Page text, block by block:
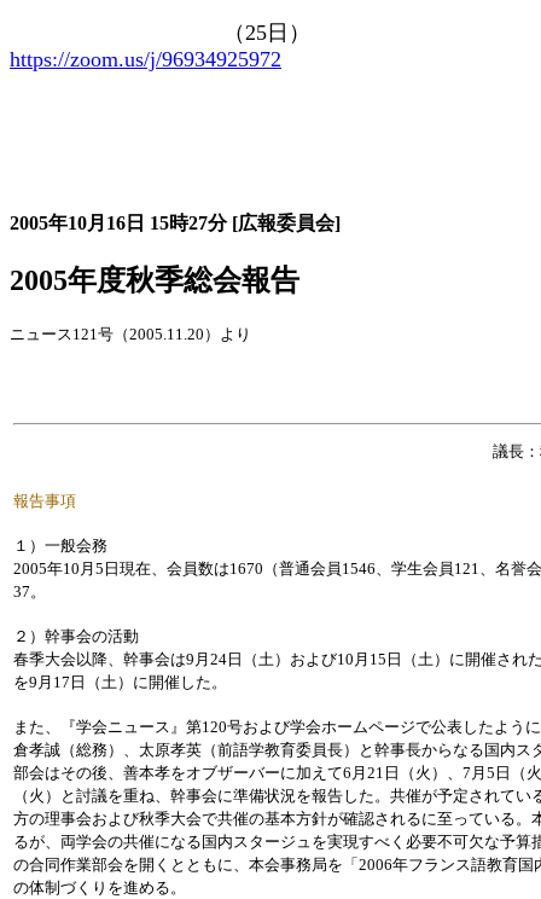
（25 日）
https://zoom.us/j/96934925972
2005年10月16日 15時27分 [広報委員会]
2005年度秋季総会報告
ニュース121号（2005.11.20）より
議長
報告事項
１）一般会務
2005年10月5日現在、会員数は1670（普通会員1546、学生会員121、名誉
37。
２）幹事会の活動
春季大会以降、幹事会は9月24日（土）および10月15日（土）に開催され
を9月17日（土）に開催した。
また、『学会ニュース』第120号および学会ホームページで公表したよう
倉孝誠（総務）、太原孝英（前語学教育委員長）と幹事長からなる国内ス
部会はその後、善本孝をオブザーバーに加えて6月21日（火）、7月5日（
（火）と討議を重ね、幹事会に準備状況を報告した。共催が予定されて
方の理事会および秋季大会で共催の基本方針が確認されるに至っている。
るが、両学会の共催になる国内スタージュを実現すべく必要不可欠な予算
の合同作業部会を開くとともに、本会事務局を「2006年フランス語教育
の体制づくりを進める。